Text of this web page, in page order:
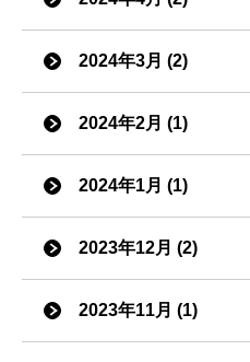
2024年3月 (2)
2024年2月 (1)
2024年1月 (1)
2023年12月 (2)
2023年11月 (1)